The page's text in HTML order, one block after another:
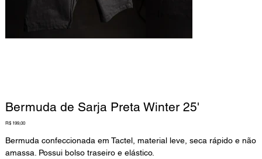
Bermuda de Sarja Preta Winter 25'
Preço
R$ 199,00
Bermuda confeccionada em Tactel, material leve, seca rápido e não
amassa. Possui bolso traseiro e elástico.